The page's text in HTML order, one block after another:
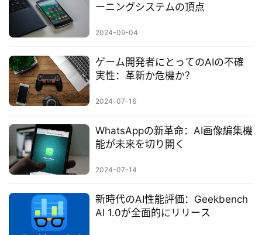
ーニングシステムの頂点
2024-09-04
ゲーム開発者にとってのAIの不確
実性：革新か危機か？
2024-07-16
WhatsAppの新革命：AI画像編集機
能が未来を切り開く
2024-07-14
新時代のAI性能評価：Geekbench
AI 1.0が全面的にリリース